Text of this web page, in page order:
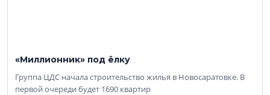
«Миллионник» под ёлку
Группа ЦДС начала строительство жилья в Новосаратовке. В
первой очереди будет 1690 квартир